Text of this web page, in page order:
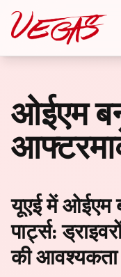
ओईएम
यूएई में ओईएम
पार्ट्स:
की